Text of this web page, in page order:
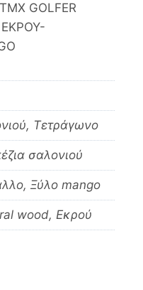
GOLFER
Τετράγωνο
σαλονιού
Ξύλο mango
wood, Εκρού